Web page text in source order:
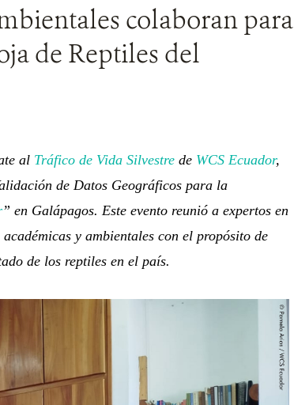
colaboran para
de Reptiles del
alTráfico de Vida SilvestredeWCS Ecuador,
de Datos Geográficos para la
” en Galápagos. Este evento reunió a expertos en
y ambientales con el propósito de
de los reptiles en el país.